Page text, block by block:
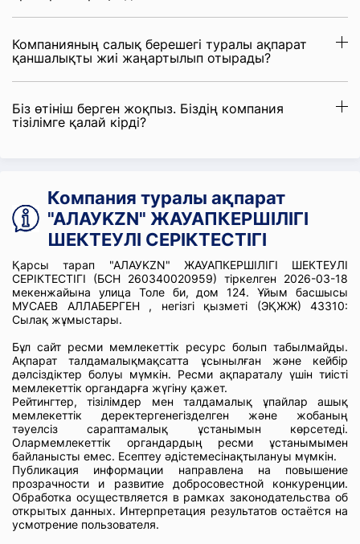
Компанияның салық берешегі туралы ақпарат
қаншалықты жиі жаңартылып отырады?
Біз өтініш берген жоқпыз. Біздің компания
тізілімге қалай кірді?
Компания туралы ақпарат
"АЛАУKZN" ЖАУАПКЕРШІЛІГІ
ШЕКТЕУЛІ СЕРІКТЕСТІГІ
Қарсы тарап "АЛАУKZN" ЖАУАПКЕРШІЛІГІ ШЕКТЕУЛІ
СЕРІКТЕСТІГІ (БСН 260340020959) тіркелген 2026-03-18
мекенжайына улица Толе би, дом 124. Ұйым басшысы
МУСАЕВ АЛЛАБЕРГЕН , негізгі қызметі (ЭҚЖЖ) 43310:
Сылақ жұмыстары.
Бұл сайт ресми мемлекеттік ресурс болып табылмайды.
Ақпарат талдамалықмақсатта ұсынылған және кейбір
дәлсіздіктер болуы мүмкін. Ресми ақпараталу үшін тиісті
мемлекеттік органдарға жүгіну қажет.
Рейтингтер, тізілімдер мен талдамалық ұпайлар ашық
мемлекеттік деректергенегізделген және жобаның
тәуелсіз сараптамалық ұстанымын көрсетеді.
Олармемлекеттік органдардың ресми ұстанымымен
байланысты емес. Есептеу әдістемесінақтылануы мүмкін.
Публикация информации направлена на повышение
прозрачности и развитие добросовестной конкуренции.
Обработка осуществляется в рамках законодательства об
открытых данных. Интерпретация результатов остаётся на
усмотрение пользователя.